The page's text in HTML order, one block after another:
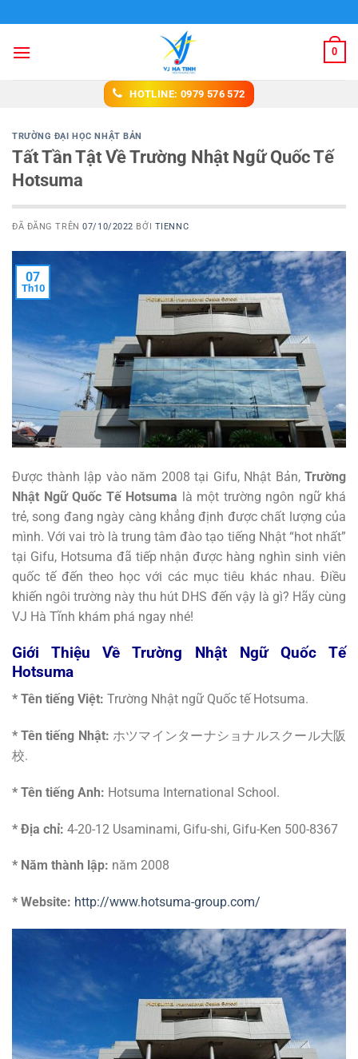
đến
nội
0
HOTLINE: 0979 576 572
TRƯỜNG ĐẠI HỌC NHẬT BẢN
Tất Tần Tật Về Trường Nhật Ngữ Quốc Tế
Hotsuma
ĐÃ ĐĂNG TRÊN07/10/2022 BỞI TIENNC
07
Th10
Được thành lập vào năm 2008 tại Gifu, Nhật Bản, Trường
Nhật Ngữ Quốc Tế Hotsuma là một trường ngôn ngữ khá
trẻ, song đang ngày càng khẳng định được chất lượng của
mình. Với vai trò là trung tâm đào tạo tiếng Nhật “hot nhất”
tại Gifu, Hotsuma đã tiếp nhận được hàng nghìn sinh viên
quốc tế đến theo học với các mục tiêu khác nhau. Điều
khiến ngôi trường này thu hút DHS đến vậy là gì? Hãy cùng
VJ Hà Tĩnh khám phá ngay nhé!
Giới Thiệu Về Trường Nhật Ngữ Quốc Tế
Hotsuma
* Tên tiếng Việt: Trường Nhật ngữ Quốc tế Hotsuma.
* Tên tiếng Nhật: ホツマインターナショナルスクール大阪
校.
* Tên tiếng Anh: Hotsuma International School.
* Địa chỉ: 4-20-12 Usaminami, Gifu-shi, Gifu-Ken 500-8367
* Năm thành lập: năm 2008
* Website: http://www.hotsuma-group.com/